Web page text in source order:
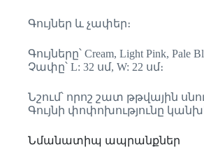
Գույներ և չափեր։
Գույները՝ Cream, Light Pink, Pale
Չափը՝ L: 32 սմ, W: 22 սմ։
Նշում՝ որոշ շատ թթվային
Գույնի փոփոխությունը
Նմանատիպ ապրանքներ